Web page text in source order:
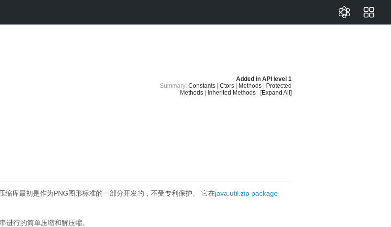
Added in API level 1
Summary: Constants Ctors Methods
Protected
Methods
Inherited Methods [Expand All]
缩库最初是作为PNG图形标准的一部分开发的，不受专利保护。 它在java.util.zip package
进行的简单压缩和解压缩。